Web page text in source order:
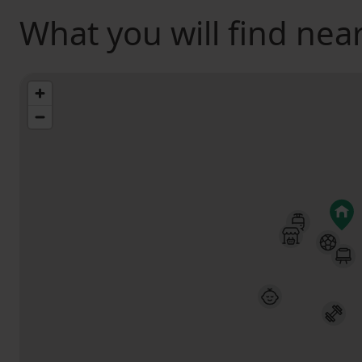
What you will find